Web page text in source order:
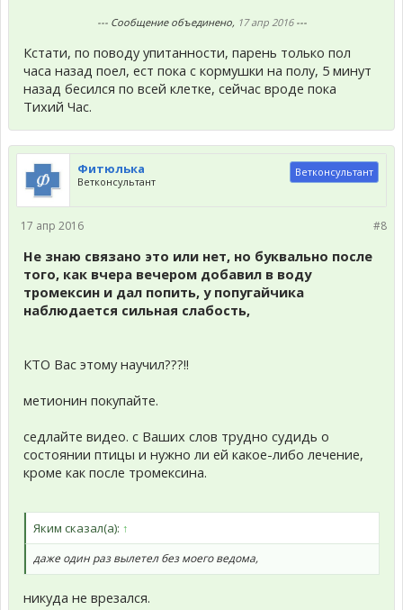
--- Сообщение объединено, 17 апр 2016---
Кстати, по поводу упитанности, парень только пол
часа назад поел, ест пока с кормушки на полу, 5 минут
назад бесился по всей клетке, сейчас вроде пока
Тихий Час.
Фитюлька
Ветконсультант
Ветконсультант
#8
17 апр 2016
Не знаю связано это или нет, но буквально после
того, как вчера вечером добавил в воду
тромексин и дал попить, у попугайчика
наблюдается сильная слабость,
КТО Вас этому научил???!!
метионин покупайте.
седлайте видео. с Ваших слов трудно судидь о
состоянии птицы и нужно ли ей какое-либо лечение,
кроме как после тромексина.
Яким сказал(а): ↑
даже один раз вылетел без моего ведома,
никуда не врезался.